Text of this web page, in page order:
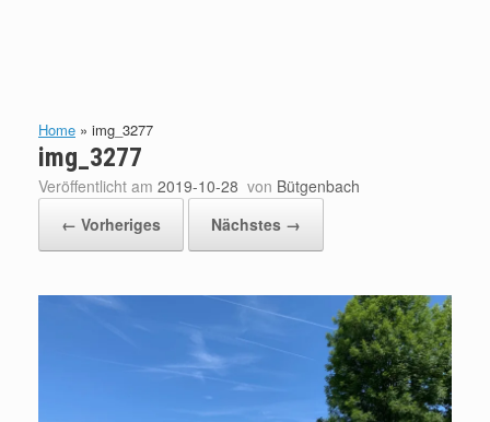
Home » img_3277
img_3277
Veröffentlicht am 2019-10-28 von Bütgenbach
← Vorheriges
Nächstes →